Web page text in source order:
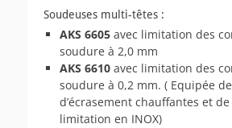
Soudeuses multi-têtes :
AKS 6605 avec limitation des
soudure à 2,0 mm
AKS 6610 avec limitation des
soudure à 0,2 mm. ( Equipée
d’écrasement chauffantes et
limitation en INOX)